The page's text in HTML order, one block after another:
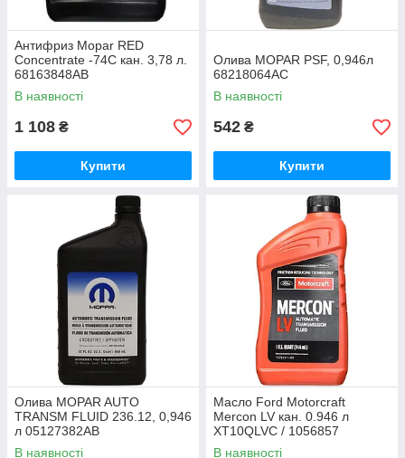
Антифриз Mopar RED
Concentrate -74C кан. 3,78 л.
68163848AB
В наявності
1 108 ₴
Купити
Олива MOPAR PSF, 0,946л
68218064AC
В наявності
542 ₴
Купити
Олива MOPAR AUTO
TRANSM FLUID 236.12, 0,946
л 05127382AB
В наявності
Масло Ford Motorcraft
Mercon LV кан. 0.946 л
XT10QLVC / 1056857
В наявності